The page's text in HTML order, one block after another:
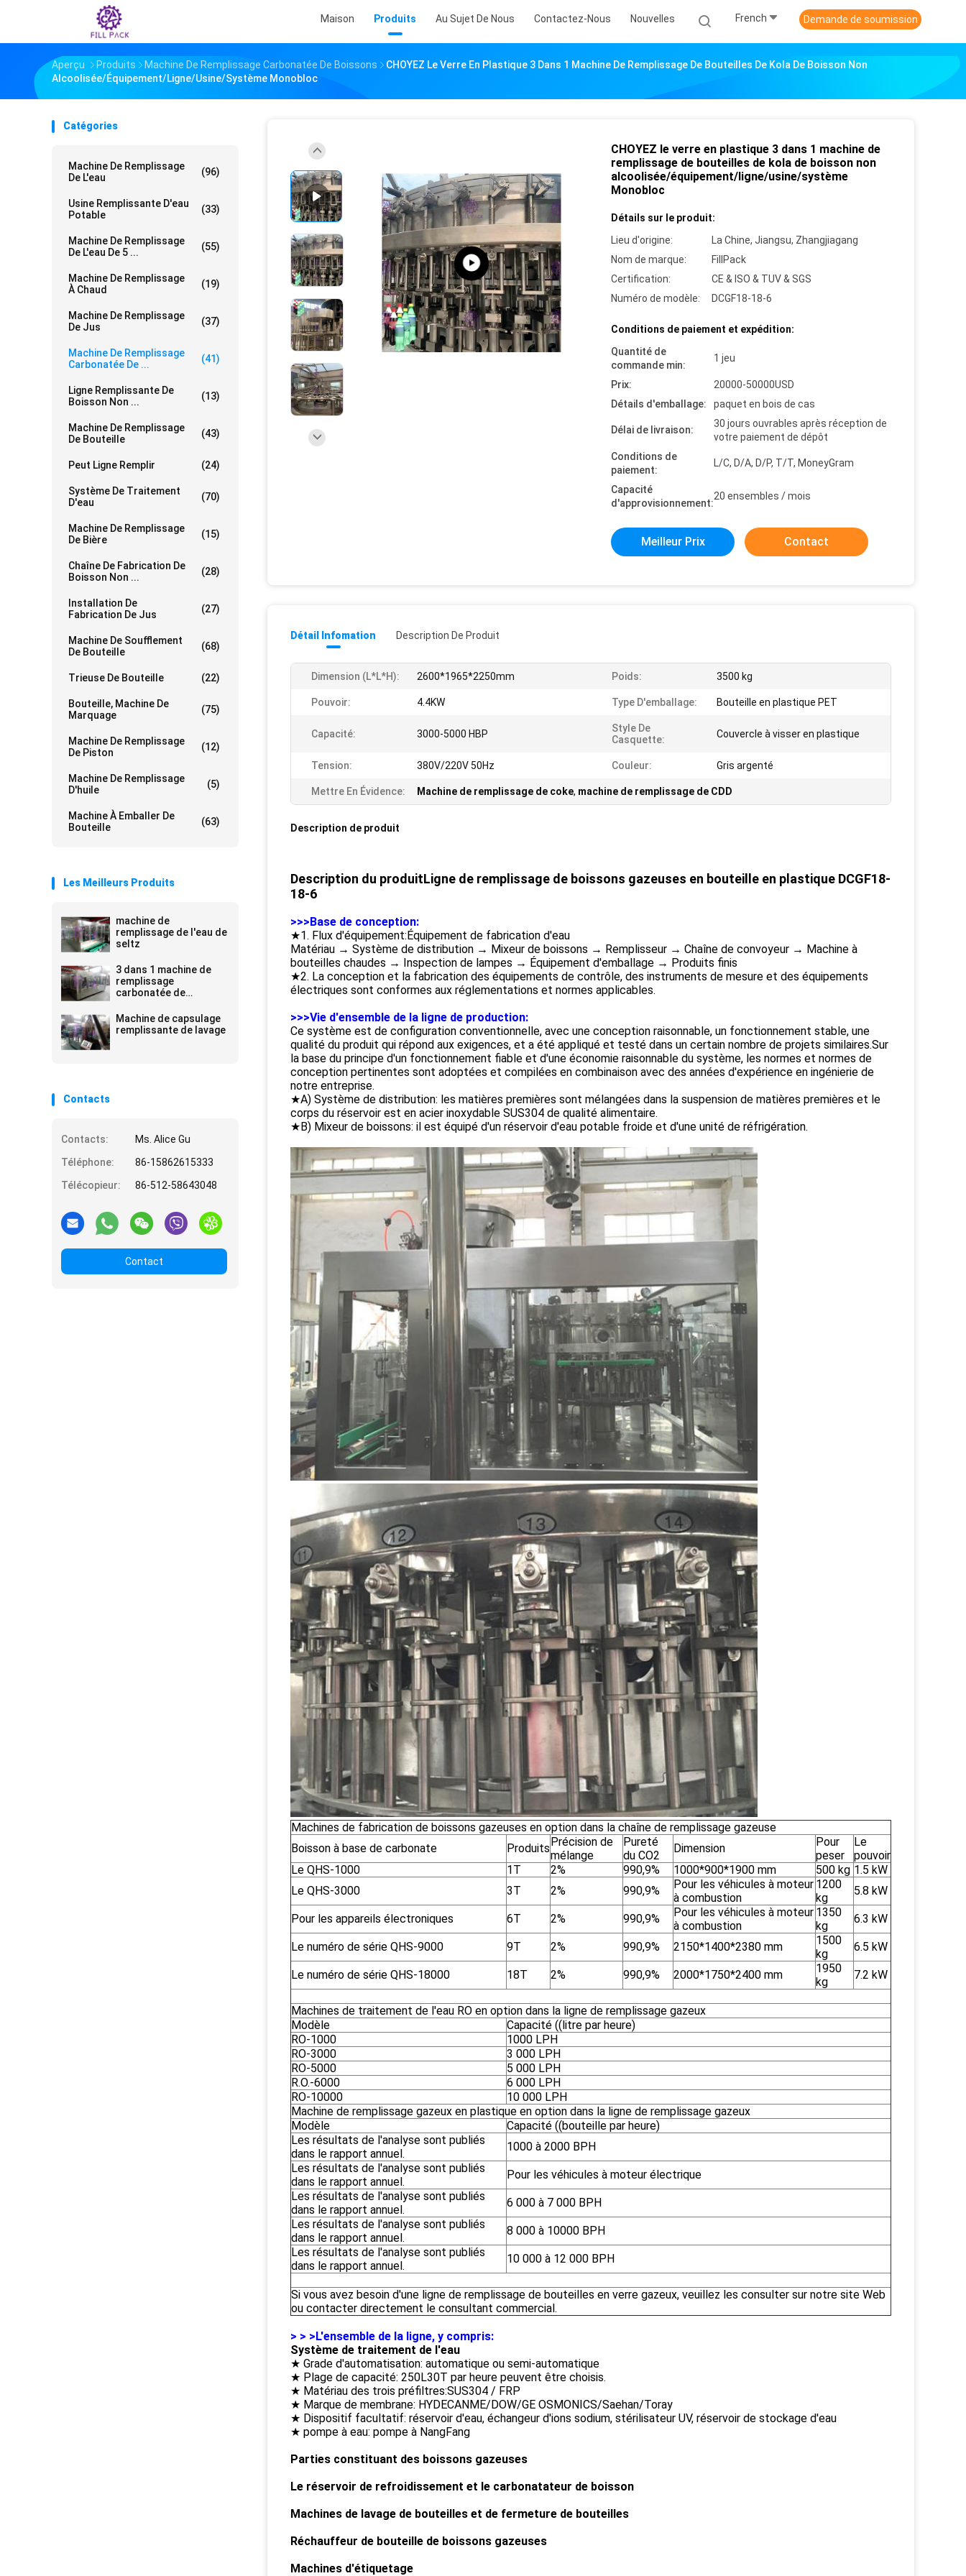
Maison Produits Au Sujet De Nous Contactez-Nous Nouvelles French Demande de soumission
Aperçu Produits Machine De Remplissage Carbonatée De Boissons
CHOYEZ Le Verre En Plastique 3 Dans 1 Machine De Remplissage De Bouteilles De Kola De Boisson Non
Alcoolisée/équipement/ligne/usine/système Monobloc
Catégories
Machine De Remplissage
De L'eau
(96)
Usine Remplissante D'eau
Potable
(33)
Machine De Remplissage
De L'eau De 5 ...
(55)
Machine De Remplissage
À Chaud
(19)
Machine De Remplissage
De Jus
(37)
Machine De Remplissage
Carbonatée De ...
(41)
Ligne Remplissante De
Boisson Non ...
(13)
Machine De Remplissage
De Bouteille
(43)
Peut Ligne Remplir (24)
Système De Traitement
D'eau
(70)
Machine De Remplissage
De Bière
(15)
Chaîne De Fabrication De
Boisson Non ...
(28)
Installation De
Fabrication De Jus
(27)
Machine De Soufflement
De Bouteille
(68)
Trieuse De Bouteille (22)
Bouteille, Machine De
Marquage
(75)
Machine De Remplissage
De Piston
(12)
Machine De Remplissage
D'huile
(5)
Machine À Emballer De
Bouteille
(63)
Les Meilleurs Produits
machine de
remplissage de l'eau de
seltz
3 dans 1 machine de
remplissage
carbonatée de
Machine de capsulage
remplissante de lavage
Contacts
Contacts:
Ms. Alice Gu
Téléphone:
86-15862615333
Télécopieur:
86-512-58643048
Contact
CHOYEZ le verre en plastique 3 dans 1 machine de
remplissage de bouteilles de kola de boisson non
alcoolisée/équipement/ligne/usine/système
Monobloc
Détails sur le produit:
Lieu d'origine:
La Chine, Jiangsu, Zhangjiagang
Nom de marque:
FillPack
Certification:
CE & ISO & TUV & SGS
Numéro de modèle:
DCGF18-18-6
Conditions de paiement et expédition:
Quantité de
commande min:
1 jeu
Prix:
20000-50000USD
Détails d'emballage:
paquet en bois de cas
Délai de livraison:
30 jours ouvrables après réception de
votre paiement de dépôt
Conditions de
paiement:
L/C, D/A, D/P, T/T, MoneyGram
Capacité
d'approvisionnement:
20 ensembles / mois
Meilleur Prix Contact
Détail Infomation Description De Produit
Dimension (l*l*h): 2600*1965*2250mm Poids: 3500 kg
Pouvoir: 4.4KW Type D'emballage: Bouteille en plastique PET
Capacité: 3000-5000 HBP
Style De
Casquette:
Couvercle à visser en plastique
Tension: 380V/220V 50Hz Couleur: Gris argenté
Mettre En Évidence: Machine de remplissage de coke, machine de remplissage de CDD
Description de produit
Description du produitLigne de remplissage de boissons gazeuses en bouteille en plastique DCGF18-
18-6
>>>Base de conception:
★1. Flux d'équipement:Équipement de fabrication d'eau
Matériau → Système de distribution → Mixeur de boissons → Remplisseur → Chaîne de convoyeur → Machine à
bouteilles chaudes → Inspection de lampes → Équipement d'emballage → Produits finis
★2. La conception et la fabrication des équipements de contrôle, des instruments de mesure et des équipements
électriques sont conformes aux réglementations et normes applicables.
>>>Vie d'ensemble de la ligne de production:
Ce système est de configuration conventionnelle, avec une conception raisonnable, un fonctionnement stable, une
qualité du produit qui répond aux exigences, et a été appliqué et testé dans un certain nombre de projets similaires.Sur
la base du principe d'un fonctionnement fiable et d'une économie raisonnable du système, les normes et normes de
conception pertinentes sont adoptées et compilées en combinaison avec des années d'expérience en ingénierie de
notre entreprise.
★A) Système de distribution: les matières premières sont mélangées dans la suspension de matières premières et le
corps du réservoir est en acier inoxydable SUS304 de qualité alimentaire.
★B) Mixeur de boissons: il est équipé d'un réservoir d'eau potable froide et d'une unité de réfrigération.
Machines de fabrication de boissons gazeuses en option dans la chaîne de remplissage gazeuse
Boisson à base de carbonate
ProduitsPrécision de
mélange
Pureté
du CO2
Dimension
Pour
peser
Le
pouvoir
Le QHS-1000
1T 2% 990,9% 1000*900*1900 mm 500 kg 1.5 kW
Le QHS-3000
3T 2% 990,9%
Pour les véhicules à moteur
à combustion
1200
kg
5.8 kW
Pour les appareils électroniques 6T 2% 990,9%
Pour les véhicules à moteur
à combustion
1350
kg
6.3 kW
Le numéro de série QHS-9000 9T 2% 990,9% 2150*1400*2380 mm
1500
kg
6.5 kW
Le numéro de série QHS-18000 18T 2% 990,9% 2000*1750*2400 mm
1950
kg
7.2 kW
Machines de traitement de l'eau RO en option dans la ligne de remplissage gazeux
Modèle
Capacité ((litre par heure)
RO-1000
1000 LPH
RO-3000
3 000 LPH
RO-5000
5 000 LPH
R.O.-6000
6 000 LPH
RO-10000
10 000 LPH
Machine de remplissage gazeux en plastique en option dans la ligne de remplissage gazeux
Modèle
Capacité ((bouteille par heure)
Les résultats de l'analyse sont publiés
dans le rapport annuel.
1000 à 2000 BPH
Les résultats de l'analyse sont publiés
dans le rapport annuel.
Pour les véhicules à moteur électrique
Les résultats de l'analyse sont publiés
dans le rapport annuel.
6 000 à 7 000 BPH
Les résultats de l'analyse sont publiés
dans le rapport annuel.
8 000 à 10000 BPH
Les résultats de l'analyse sont publiés
dans le rapport annuel.
10 000 à 12 000 BPH
Si vous avez besoin d'une ligne de remplissage de bouteilles en verre gazeux, veuillez les consulter sur notre site Web
ou contacter directement le consultant commercial.
> > >L'ensemble de la ligne, y compris:
Système de traitement de l'eau
★ Grade d'automatisation: automatique ou semi-automatique
★ Plage de capacité: 250L30T par heure peuvent être choisis.
★ Matériau des trois préfiltres:SUS304 / FRP
★ Marque de membrane: HYDECANME/DOW/GE OSMONICS/Saehan/Toray
★ Dispositif facultatif: réservoir d'eau, échangeur d'ions sodium, stérilisateur UV, réservoir de stockage d'eau
★ pompe à eau: pompe à NangFang
Parties constituant des boissons gazeuses
Le réservoir de refroidissement et le carbonatateur de boisson
Machines de lavage de bouteilles et de fermeture de bouteilles
Réchauffeur de bouteille de boissons gazeuses
Machines d'étiquetage